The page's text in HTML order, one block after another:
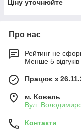
Ціну уточнюйте
Про нас
Рейтинг не
Менше 5 відгуків
Працює з
м. Ковель
Вул.
Контакти